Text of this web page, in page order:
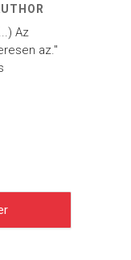
Az
az."